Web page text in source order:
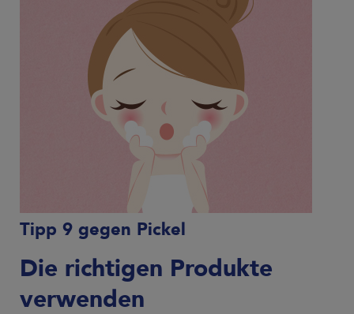
Tipp 9 gegen Pickel
Die richtigen Produkte
verwenden